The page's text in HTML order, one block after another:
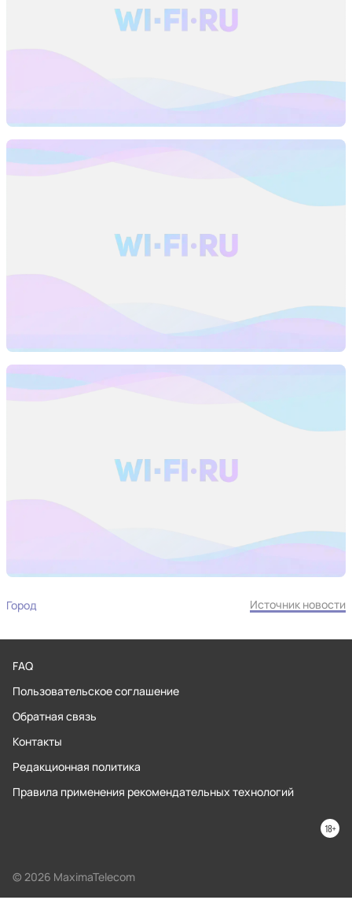
Город Источник новости
FAQ
Пользовательское соглашение
Обратная связь
Контакты
Редакционная политика
Правила применения рекомендательных технологий
© 2026 MaximaTelecom